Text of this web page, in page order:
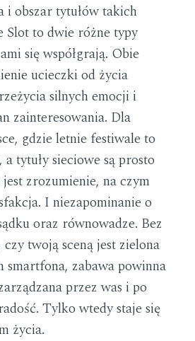
i obszar tytułów takich
to dwie różne typy
się współgrają. Obie
ucieczki od życia
silnych emocji i
zainteresowania. Dla
gdzie letnie festiwale to
a tytuły sieciowe są prosto
zrozumienie, na czym
I niezapominanie o
oraz równowadze. Bez
twoją sceną jest zielona
smartfona, zabawa powinna
przez was i po
Tylko wtedy staje się
życia.